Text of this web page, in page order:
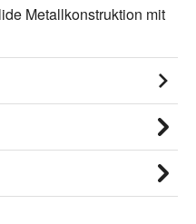
Metallkonstruktion mit